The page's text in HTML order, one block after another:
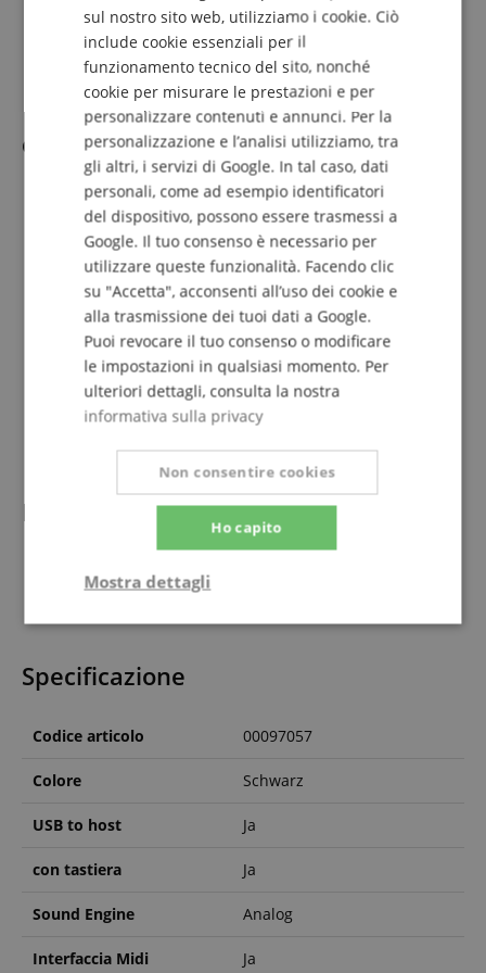
dBu, MIC: -10 dBu, LINE INPUT 1, 2: +20 dBu
Controlli: VOLUME, LOW CONTROL, HIGH CONTROL,
POWER
Consumo energetico (potenza apparente): 3 W
Alimentazione: 100 V - 240 V, 50/60 Hz
Cavi
Cavo professionale per chitarra/strumento
Ideale come cavo di collegamento tra effetti ecc.
Connettori: jack 6,3 mm ⇒ jack 6,3 mm
Lunghezza: 3 m
Colore guaina: nero
Rame privo di ossigeno
Schermatura in rame ad alta densità
Guaina esterna flessibile e resistente
Connettori saldati a mano
Resistente ad acidi e oli
Alleviamento della trazione a crimpare
Bassa capacità del conduttore
In dotazione
1 x Yamaha MS101-IV Desktop Monitor
Specificazione
Codice articolo 00097057
Colore Schwarz
USB to host Ja
con tastiera Ja
Sound Engine Analog
Interfaccia Midi Ja
ITALIAN
SPANISH
sul nostro sito web, utilizziamo i cookie. Ciò
include cookie essenziali per il
funzionamento tecnico del sito, nonché
cookie per misurare le prestazioni e per
personalizzare contenuti e annunci. Per la
personalizzazione e l’analisi utilizziamo, tra
gli altri, i servizi di Google. In tal caso, dati
personali, come ad esempio identificatori
del dispositivo, possono essere trasmessi a
Google. Il tuo consenso è necessario per
utilizzare queste funzionalità. Facendo clic
su "Accetta", acconsenti all’uso dei cookie e
alla trasmissione dei tuoi dati a Google.
Puoi revocare il tuo consenso o modificare
le impostazioni in qualsiasi momento. Per
ulteriori dettagli, consulta la nostra
informativa sulla privacy
Ho capito
Non consentire cookies
Mostra dettagli
Strettamente
Prestazione
Targeting Funzionalità
Targeting
I cookie strettamente necessari consentono